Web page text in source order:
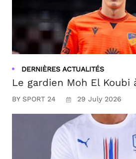
DERNIÈRES ACTUALITÉS
Le gardien Moh El Koubi
BY SPORT 24 29 July 2026